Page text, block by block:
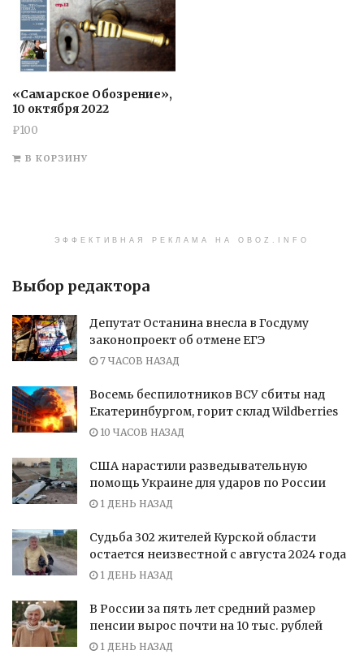
«Самарское Обозрение»,
10 октября 2022
₽100
В КОРЗИНУ
ЭФФЕКТИВНАЯ РЕКЛАМА НА OBOZ.INFO
Выбор редактора
Депутат Останина внесла в Госдуму
законопроект об отмене ЕГЭ
7 ЧАСОВ НАЗАД
Восемь беспилотников ВСУ сбиты над
Екатеринбургом, горит склад Wildberries
10 ЧАСОВ НАЗАД
США нарастили разведывательную
помощь Украине для ударов по России
1 ДЕНЬ НАЗАД
Судьба 302 жителей Курской области
остается неизвестной с августа 2024 года
1 ДЕНЬ НАЗАД
В России за пять лет средний размер
пенсии вырос почти на 10 тыс. рублей
1 ДЕНЬ НАЗАД